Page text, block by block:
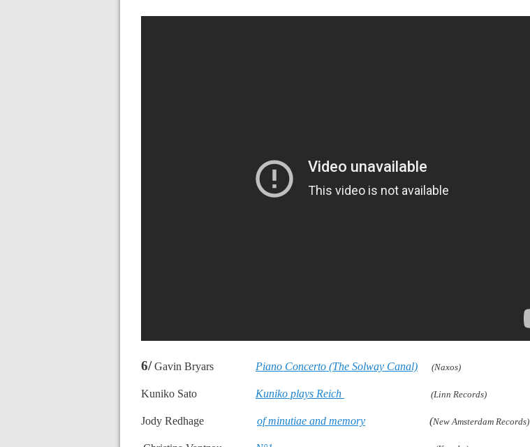
6/ Gavin Bryars Piano Concerto (The Solway Canal) (Naxos)
Kuniko Sato Kuniko plays Reich (Linn Records)
Jody Redhage of minutiae and memory (New Amsterdam Records)